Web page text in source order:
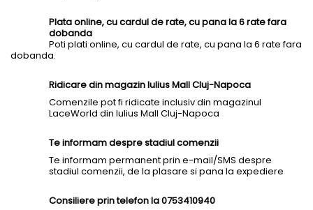
Plata online, cu cardul de rate, cu pana la 6 rate fara
dobanda
Poti plati online, cu cardul de rate, cu pana la 6 rate fara
dobanda.
Ridicare din magazin Iulius Mall Cluj-Napoca
Comenzile pot fi ridicate inclusiv din magazinul
LaceWorld din Iulius Mall Cluj-Napoca
Te informam despre stadiul comenzii
Te informam permanent prin e-mail/SMS despre
stadiul comenzii, de la plasare si pana la expediere
Consiliere prin telefon la 0753410940